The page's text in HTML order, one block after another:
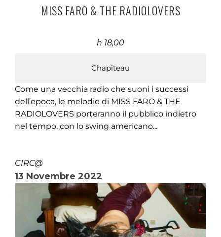
MISS FARO & THE RADIOLOVERS
h 18,00
Chapiteau
Come una vecchia radio che suoni i successi
dell’epoca, le melodie di MISS FARO & THE
RADIOLOVERS porteranno il pubblico indietro
nel tempo, con lo swing americano...
CIRC@
13 Novembre 2022